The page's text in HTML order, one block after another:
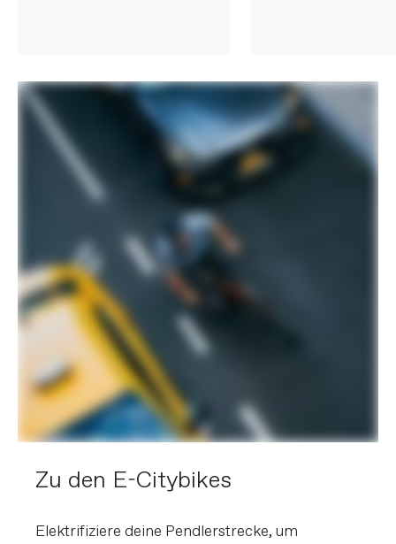
Zu den E-Citybikes
Elektrifiziere deine Pendlerstrecke, um